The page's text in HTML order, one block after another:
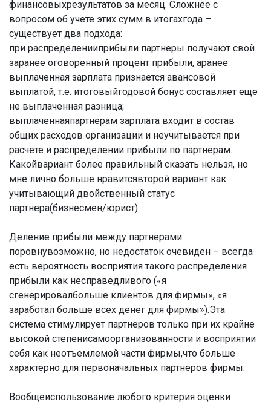
финансовыхрезультатов за месяц. Сложнее с
вопросом об учете этих сумм в итогахгода –
существует два подхода:
при распределенииприбыли партнеры получают свой
заранее оговоренный процент прибыли, аранее
выплаченная зарплата признается авансовой
выплатой, т.е. итоговыйгодовой бонус составляет еще
не выплаченная разница;
выплаченнаяпартнерам зарплата входит в состав
общих расходов организации и неучитывается при
расчете и распределении прибыли по партнерам.
Какойвариант более правильный сказать нельзя, но
мне лично больше нравитсявторой вариант как
учитывающий двойственный статус
партнера(бизнесмен/юрист).
Деление прибыли между партнерами
поровнувозможно, но недостаток очевиден – всегда
есть вероятность восприятия такого распределения
прибыли как несправедливого («я
сгенерировалбольше клиентов для фирмы», «я
заработал больше всех денег для фирмы»).Эта
система стимулирует партнеров только при их крайне
высокой степенисамоорганизованности и восприятии
себя как неотъемлемой части фирмы,что больше
характерно для первоначальных партнеров фирмы.
Вообщеиспользование любого критерия оценки